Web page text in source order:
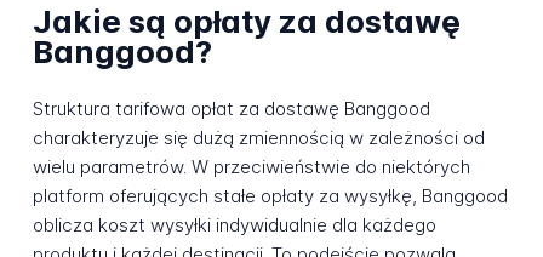
Jakie są opłaty za dostawę
Banggood?
Struktura tarifowa opłat za dostawę Banggood
charakteryzuje się dużą zmiennością w zależności od
wielu parametrów. W przeciwieństwie do niektórych
platform oferujących stałe opłaty za wysyłkę, Banggood
oblicza koszt wysyłki indywidualnie dla każdego